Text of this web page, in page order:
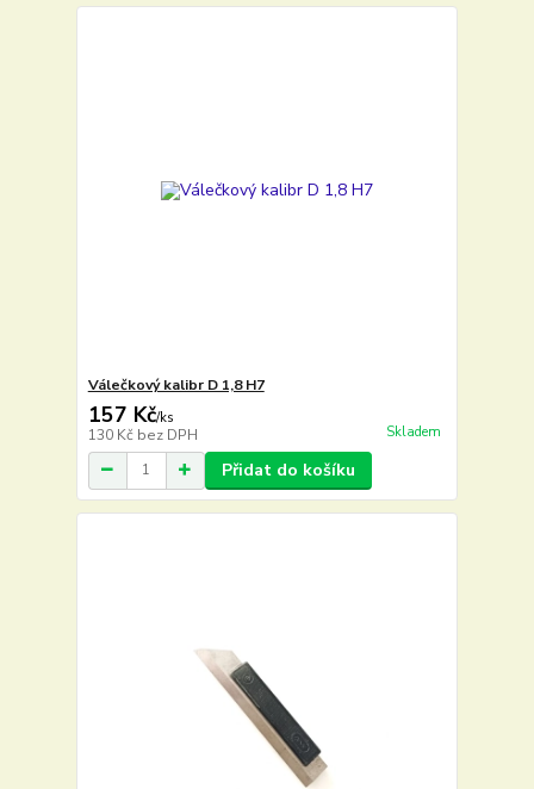
Válečkový kalibr D 1,8 H7
157 Kč/ks
130 Kč bez DPH Skladem
Přidat do košíku